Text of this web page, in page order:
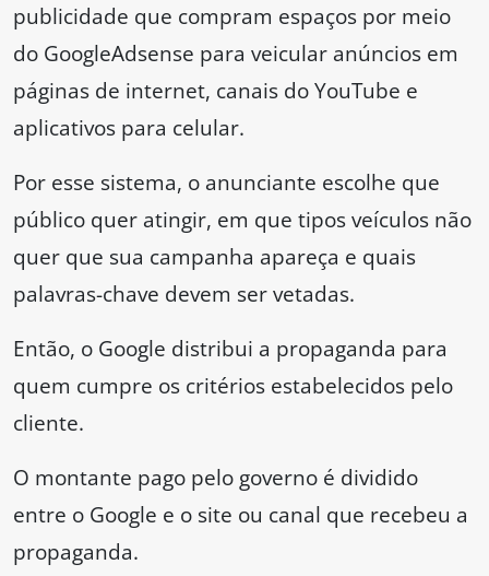
publicidade que compram espaços por meio
do GoogleAdsense para veicular anúncios em
páginas de internet, canais do YouTube e
aplicativos para celular.
Por esse sistema, o anunciante escolhe que
público quer atingir, em que tipos veículos não
quer que sua campanha apareça e quais
palavras-chave devem ser vetadas.
Então, o Google distribui a propaganda para
quem cumpre os critérios estabelecidos pelo
cliente.
O montante pago pelo governo é dividido
entre o Google e o site ou canal que recebeu a
propaganda.